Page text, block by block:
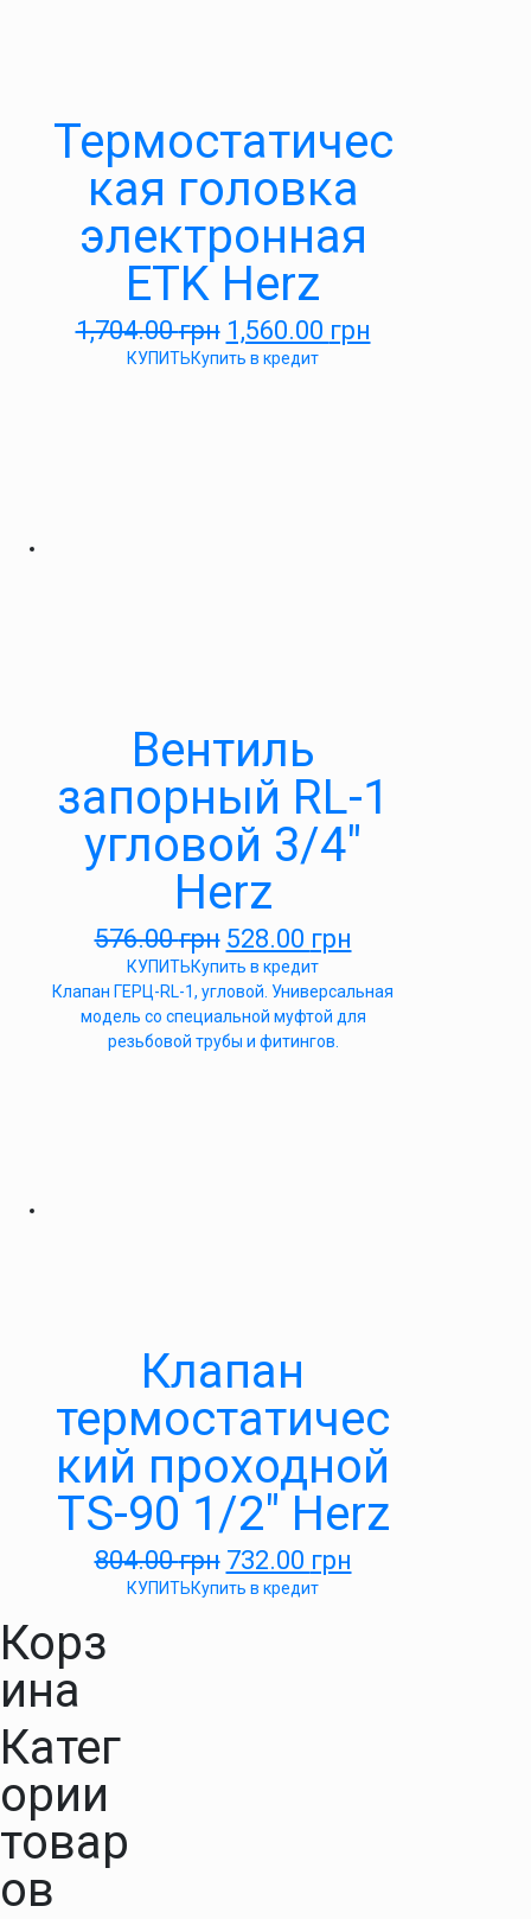
Термостатичес
кая головка
электронная
ETK Herz
1,704.00грн 1,560.00 грн
КУПИТЬКупить в кредит
Вентиль
запорный RL-1
угловой 3/4″
Herz
576.00грн 528.00 грн
КУПИТЬКупить в кредит
Клапан ГЕРЦ-RL-1, угловой. Универсальная
модель со специальной муфтой для
резьбовой трубы и фитингов.
Клапан
термостатичес
кий проходной
TS-90 1/2″ Herz
804.00грн 732.00 грн
КУПИТЬКупить в кредит
Корз
ина
Катег
ории
товар
ов